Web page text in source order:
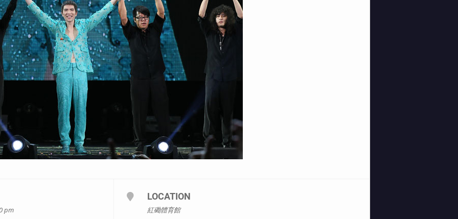
pm
LOCATION
紅磡體育館